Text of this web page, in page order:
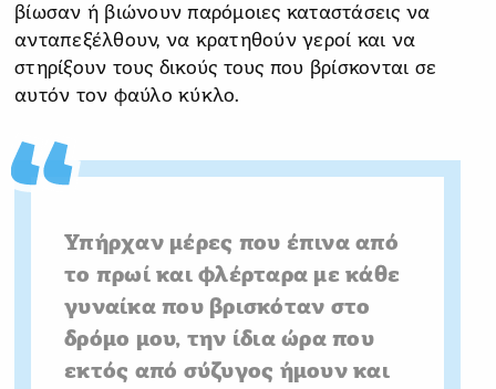
βίωσαν ή βιώνουν παρόμοιες καταστάσεις να
ανταπεξέλθουν, να κρατηθούν γεροί και να
στηρίξουν τους δικούς τους που βρίσκονται σε
αυτόν τον φαύλο κύκλο.
Υπήρχαν μέρες που έπινα από
το πρωί και φλέρταρα με κάθε
γυναίκα που βρισκόταν στο
δρόμο μου, την ίδια ώρα που
εκτός από σύζυγος ήμουν και